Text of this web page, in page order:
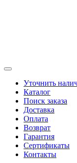
Уточнить
Каталог
Поиск заказа
Доставка
Оплата
Возврат
Гарантия
Сертификаты
Контакты